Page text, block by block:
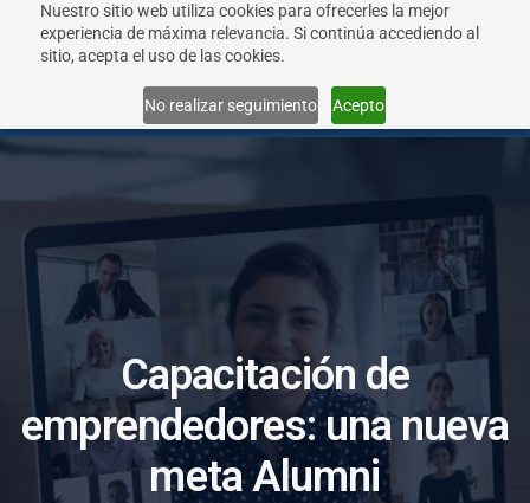
Nuestro sitio web utiliza cookies para ofrecerles la mejor
experiencia de máxima relevancia. Si continúa accediendo al
sitio, acepta el uso de las cookies.
No realizar seguimiento Acepto
Capacitación de
emprendedores:una nueva
metaAlumni